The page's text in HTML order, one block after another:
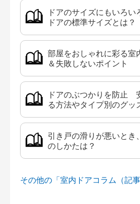
ドアのサイズにもいろい
ドアの標準サイズとは？
部屋をおしゃれに彩る室
＆失敗しないポイント
ドアのぶつかりを防止
る方法やタイプ別のグッ
引き戸の滑りが悪いとき
のしかたは？
その他の「室内ドアコラム（記